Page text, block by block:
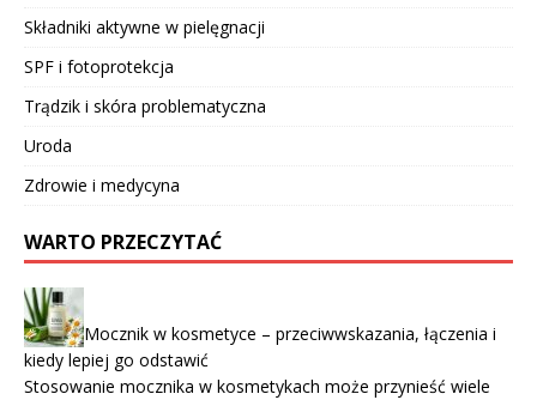
Składniki aktywne w pielęgnacji
SPF i fotoprotekcja
Trądzik i skóra problematyczna
Uroda
Zdrowie i medycyna
WARTO PRZECZYTAĆ
Mocznik w kosmetyce – przeciwwskazania, łączenia i
kiedy lepiej go odstawić
Stosowanie mocznika w kosmetykach może przynieść wiele